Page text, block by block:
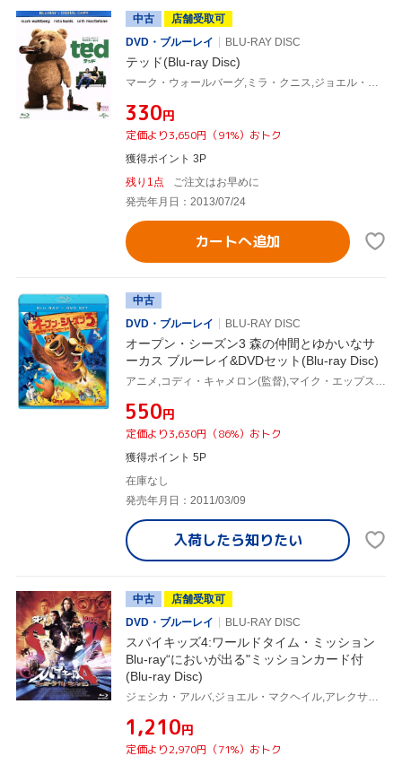
中古
店舗受取可
DVD・ブルーレイ
BLU-RAY DISC
テッド(Blu-ray Disc)
¥330円
定価より3,650円（91%）おトク
獲得ポイント 3P
残り1点
ご注文はお早めに
発売年月日：2013/07/24
カートへ追加
中古
DVD・ブルーレイ
BLU-RAY DISC
オープン・シーズン3 森の仲間とゆかいなサ
ーカス ブルーレイ&DVDセット(Blu-ray Disc)
¥550円
定価より3,630円（86%）おトク
獲得ポイント 5P
在庫なし
発売年月日：2011/03/09
入荷したら知りたい
中古
店舗受取可
DVD・ブルーレイ
BLU-RAY DISC
スパイキッズ4:ワールドタイム・ミッション
Blu-ray“においが出る"ミッションカード付
(Blu-ray Disc)
ジェシカ・アルバ,ジョエル・マクヘイル,アレクサ・ヴェガ,ロバート・ロドリゲス(監督、脚本、製作、撮影、音楽)
¥1,210円
定価より2,970円（71%）おトク